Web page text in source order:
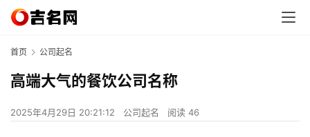
首页 公司起名
高端大气的餐饮公司名称
2025年4月29日 20:21:12 公司起名 阅读 46